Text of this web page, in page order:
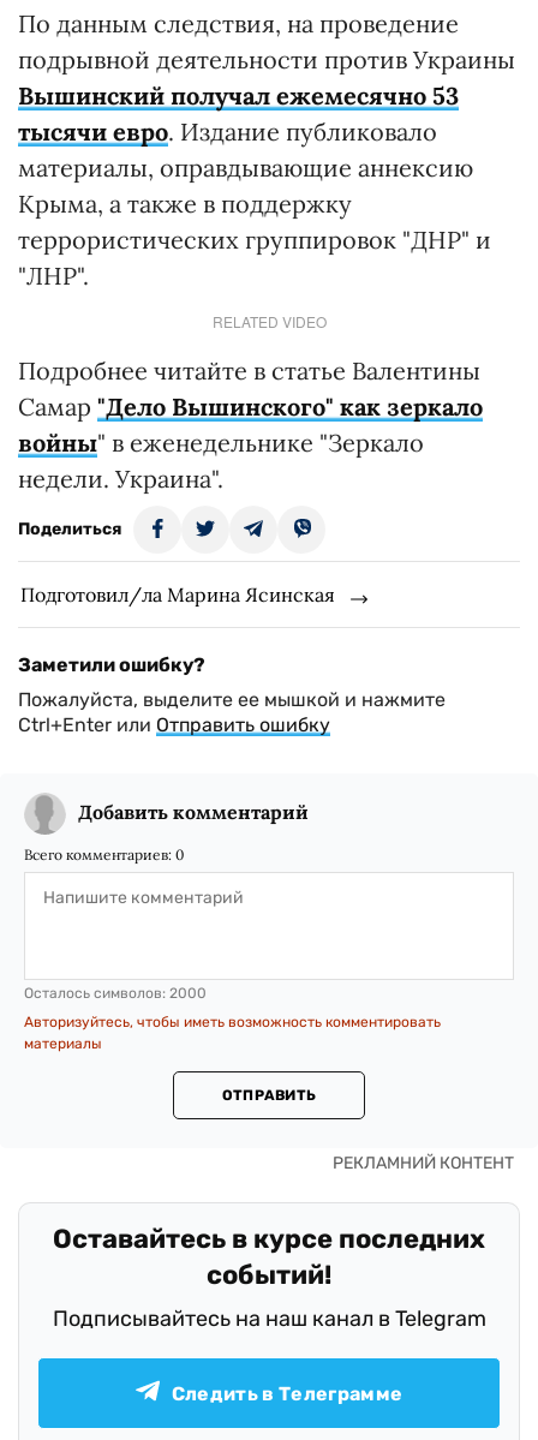
По данным следствия, на проведение
подрывной деятельности против Украины
Вышинский получал ежемесячно 53
тысячи евро. Издание публиковало
материалы, оправдывающие аннексию
Крыма, а также в поддержку
террористических группировок "ДНР" и
"ЛНР".
RELATED VIDEO
Подробнее читайте в статье Валентины
Самар "Дело Вышинского" как зеркало
войны" в еженедельнике "Зеркало
недели. Украина".
Поделиться
Подготовил/ла Марина Ясинская
Заметили ошибку?
Пожалуйста, выделите ее мышкой и нажмите
Ctrl+Enter или Отправить ошибку
Добавить комментарий
Всего комментариев: 0
Осталось символов: 2000
Авторизуйтесь, чтобы иметь возможность комментировать
материалы
ОТПРАВИТЬ
Оставайтесь в курсе последних
событий!
Подписывайтесь на наш канал в Telegram
Следить в Телеграмме